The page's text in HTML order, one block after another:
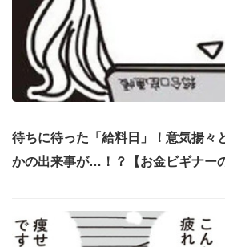
待ちに待った「給料日」！意気揚々
かの出来事が…！？【お金ビギナー